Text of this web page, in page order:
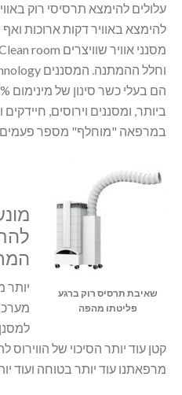
עלולים להימצא תרסיסי רוק
להימצא באוויר דקות ארוכות ואף
ביותר, ומסננים וירוסים,
במרפאה "מוחלף" מספר
שאיבת תרסיס רוק ברגע
פליטתו מהפה
יותר
קטן עוד יותר הסיכוי של
מרפאתנו עוד יותר בטוחה ועוד